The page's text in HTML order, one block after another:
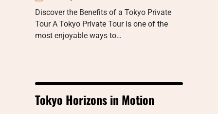
Discover the Benefits of a Tokyo Private
Tour A Tokyo Private Tour is one of the
most enjoyable ways to…
Tokyo Horizons in Motion